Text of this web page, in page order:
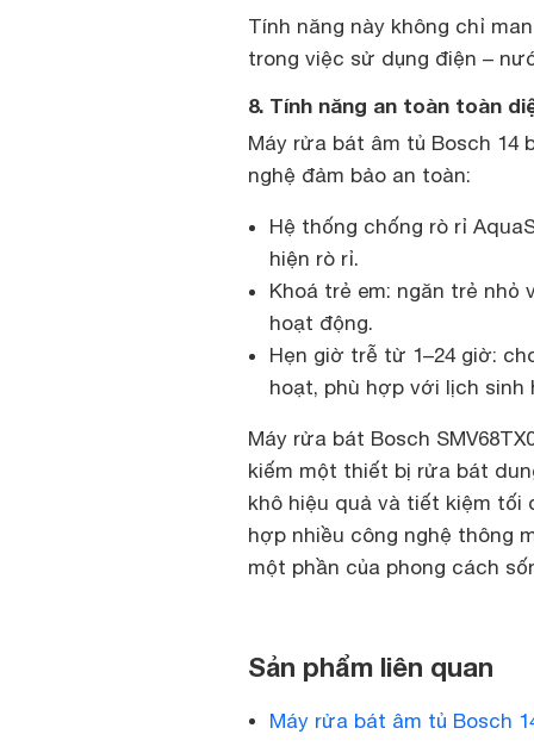
Tính năng này không chỉ
trong việc sử dụng điện –
8. Tính năng an toàn toàn
Máy rửa bát âm tủ Bosch 14
nghệ đảm bảo an toàn:
Hệ thống chống rò rỉ
hiện rò rỉ.
Khoá trẻ em: ngăn trẻ
hoạt động.
Hẹn giờ trễ từ 1–24 giờ:
hoạt, phù hợp với lịch
Máy rửa bát Bosch
kiếm một thiết bị rửa bát
khô hiệu quả và tiết kiệm tối
hợp nhiều công nghệ thông
một phần của phong cách
Sản phẩm liên quan
Máy rửa bát âm tủ Bosch